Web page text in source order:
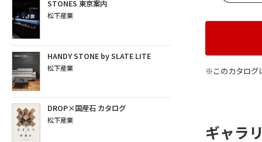
STONES 東京案内
松下産業
HANDY STONE by SLATE LITE
松下産業
DROP×国産石 カタログ
松下産業
※このカタログ
ギャラ